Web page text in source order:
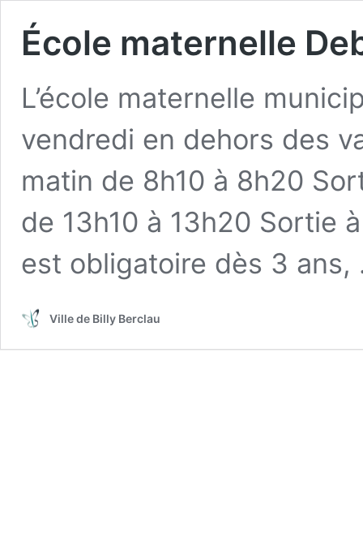
École maternelle
L’école maternelle
vendredi en dehors des
matin de 8h10 à 8h20
de 13h10 à 13h20 Sortie
est obligatoire dès 3
Ville de Billy Berclau